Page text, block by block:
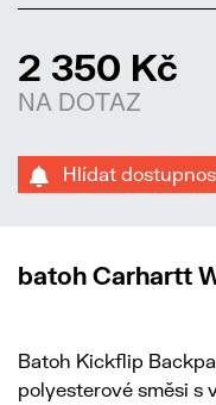
2 350 Kč
NA DOTAZ
Hlídat
batoh Carhartt
Batoh Kickflip
polyesterové směsi s